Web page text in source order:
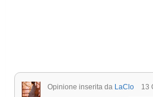
Opinione inserita da LaClo 13